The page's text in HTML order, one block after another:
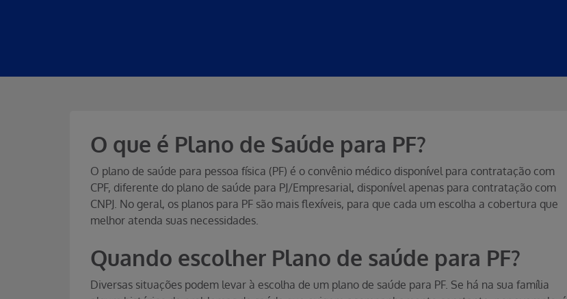
O que é Plano de Saúde para PF?
O plano de saúde para pessoa física (PF) é o convênio médico disponível para contratação com
CPF, diferente do plano de saúde para PJ/Empresarial, disponível apenas para contratação com
CNPJ. No geral, os planos para PF são mais flexíveis, para que cada um escolha a cobertura que
melhor atenda suas necessidades.
Quando escolher Plano de saúde para PF?
Diversas situações podem levar à escolha de um plano de saúde para PF. Se há na sua família